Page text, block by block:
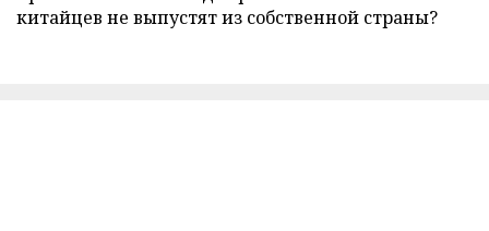
китайцев не выпустят из собственной страны?